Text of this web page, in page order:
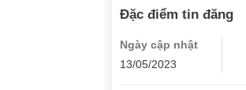
Đặc điểm tin đăng
Ngày cập nhật
13/05/2023